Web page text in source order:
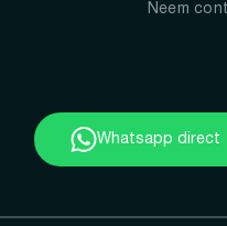
Neem
Whatsapp direct